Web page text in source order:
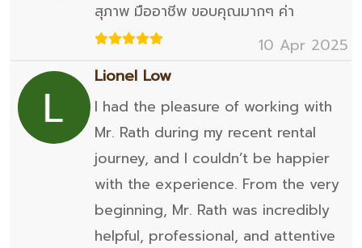
สุภาพ มืออาชีพ ขอบคุณมากๆ ค่า
10 Apr 2025
Lionel Low
I had the pleasure of working with
Mr. Rath during my recent rental
journey, and I couldn’t be happier
with the experience. From the very
beginning, Mr. Rath was incredibly
helpful, professional, and attentive